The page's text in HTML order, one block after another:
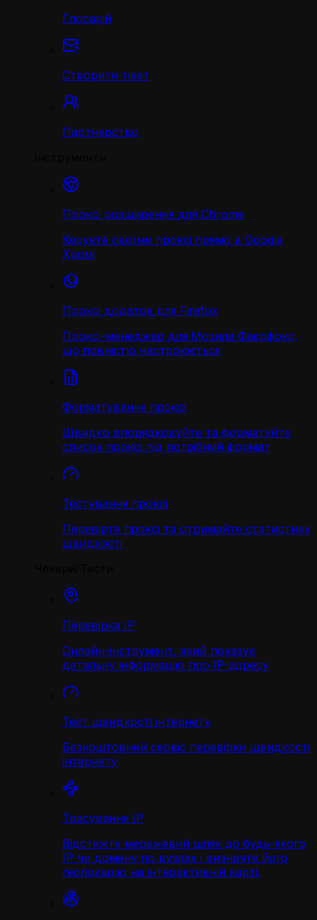
Глосарій
Створити тікет
Партнерство
Проксі розширення для Chrome
Керуєте своїми проксі прямо в Google
Хромі
Проксі додаток для Firefox
Проксі-менеджер для Мозила Фаєрфокс,
що повністю настроюється
Форматування проксі
Швидко впорядковуйте та форматуйте
список проксі під потрібний формат
Тестування проксі
Перевірте проксі та отримайте статистику
швидкості
Перевірка IP
Онлайн-інструмент, який показує
детальну інформацію про IP-адресу
Тест швидкості інтернету
Безкоштовний сервіс перевірки швидкості
інтернету
Трасування IP
Відстежте мережевий шлях до будь-якого
IP чи домену по вузлах і визначте його
геолокацію на інтерактивній карті.